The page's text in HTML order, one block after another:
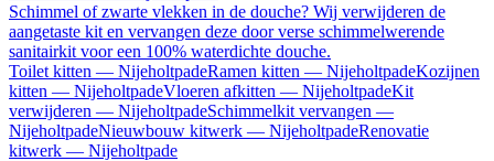
Schimmel of zwarte vlekken in de douche? Wij verwijderen de
aangetaste kit en vervangen deze door verse schimmelwerende
sanitairkit voor een 100% waterdichte douche.
Toilet kitten — NijeholtpadeRamen kitten — NijeholtpadeKozijnen
kitten — NijeholtpadeVloeren afkitten — NijeholtpadeKit
verwijderen — NijeholtpadeSchimmelkit vervangen —
NijeholtpadeNieuwbouw kitwerk — NijeholtpadeRenovatie
kitwerk — Nijeholtpade